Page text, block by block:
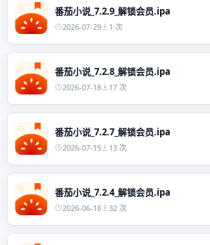
番茄小说_7.2.9_解锁会员.ipa
2026-07-29 1 次
番茄小说_7.2.8_解锁会员.ipa
2026-07-18 17 次
番茄小说_7.2.7_解锁会员.ipa
2026-07-15 13 次
番茄小说_7.2.4_解锁会员.ipa
2026-06-18 32 次